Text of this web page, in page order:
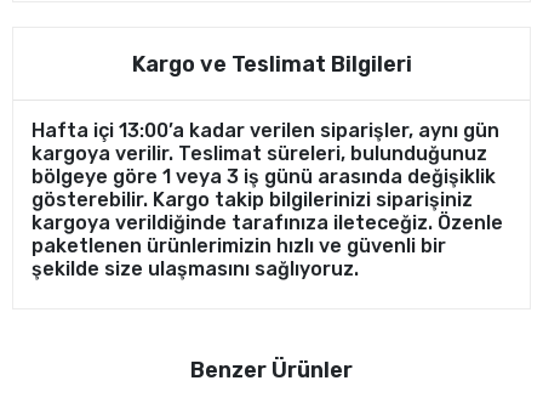
Kargo ve Teslimat Bilgileri
Hafta içi 13:00’a kadar verilen siparişler, aynı gün
kargoya verilir. Teslimat süreleri, bulunduğunuz
bölgeye göre 1 veya 3 iş günü arasında değişiklik
gösterebilir. Kargo takip bilgilerinizi siparişiniz
kargoya verildiğinde tarafınıza ileteceğiz. Özenle
paketlenen ürünlerimizin hızlı ve güvenli bir
şekilde size ulaşmasını sağlıyoruz.
Benzer Ürünler